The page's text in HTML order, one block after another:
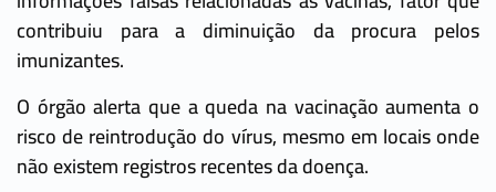
contribuiu para a diminuição da procura pelos
imunizantes.
O órgão alerta que a queda na vacinação aumenta o
risco de reintrodução do vírus, mesmo em locais onde
não existem registros recentes da doença.